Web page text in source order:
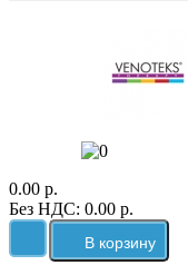
0.00 р.
Без НДС: 0.00 р.